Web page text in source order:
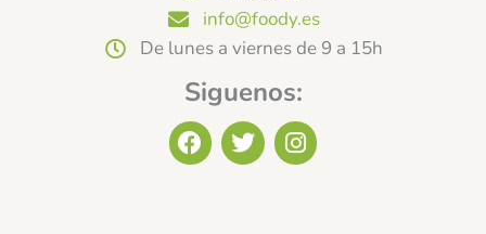
info@foody.es
De lunes a viernes de 9 a 15h
Siguenos:
F
a
T
w
I
n